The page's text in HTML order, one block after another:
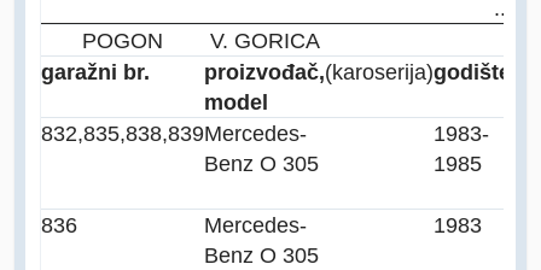
...
POGON
V. GORICA
garažni br.
proizvođač,
model
(karoserija)godište
832,835,838,839Mercedes-
Benz O 305
1983-
1985
836
Mercedes-
Benz O 305
1983